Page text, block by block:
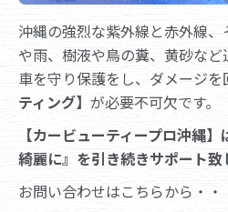
沖縄の強烈な紫外線と赤外線
や雨、樹液や鳥の糞、黄砂な
車を守り保護をし、ダメージを
ティング】 が必要不可欠です。
【カービューティープロ沖縄
綺麗に』を引き続きサポート致
お問い合わせはこちらから・・